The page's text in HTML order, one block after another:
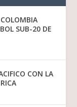
SUB-20 DE
CON LA